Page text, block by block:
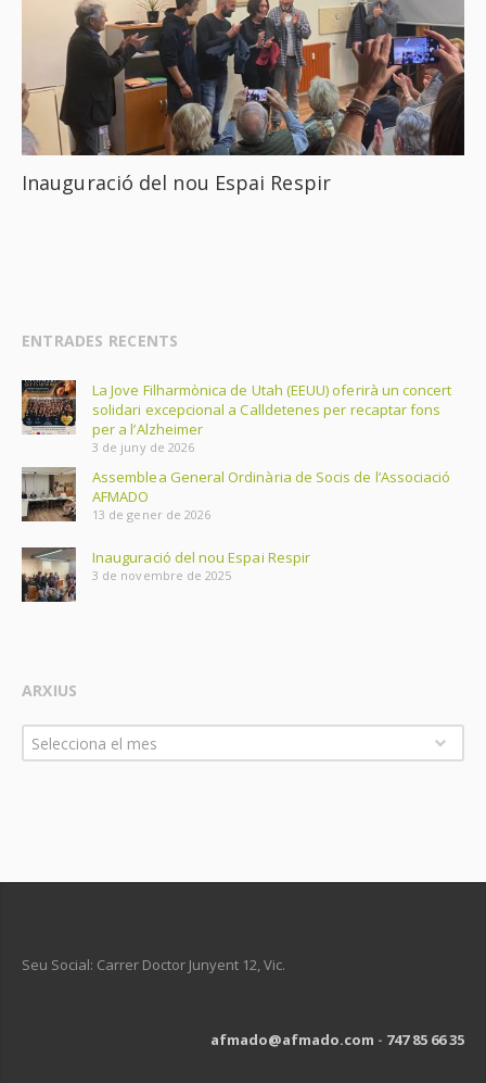
Inauguració del nou Espai Respir
ENTRADES RECENTS
La Jove Filharmònica de Utah (EEUU) oferirà un concert
solidari excepcional a Calldetenes per recaptar fons
per a l’Alzheimer
3 de juny de 2026
Assemblea General Ordinària de Socis de l’Associació
AFMADO
13 de gener de 2026
Inauguració del nou Espai Respir
3 de novembre de 2025
ARXIUS
Arxius
Selecciona el mes
Seu Social: Carrer Doctor Junyent 12, Vic.
afmado@afmado.com - 747 85 66 35